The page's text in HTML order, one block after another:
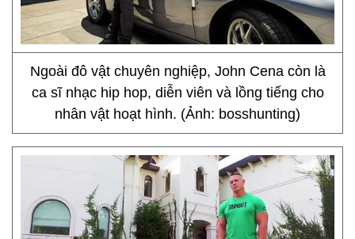
Ngoài đô vật chuyên nghiệp, John Cena còn là
ca sĩ nhạc hip hop, diễn viên và lồng tiếng cho
nhân vật hoạt hình. (Ảnh: bosshunting)